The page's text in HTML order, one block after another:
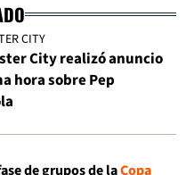
CITY
City realizó anuncio
hora sobre Pep
de grupos de laCopa